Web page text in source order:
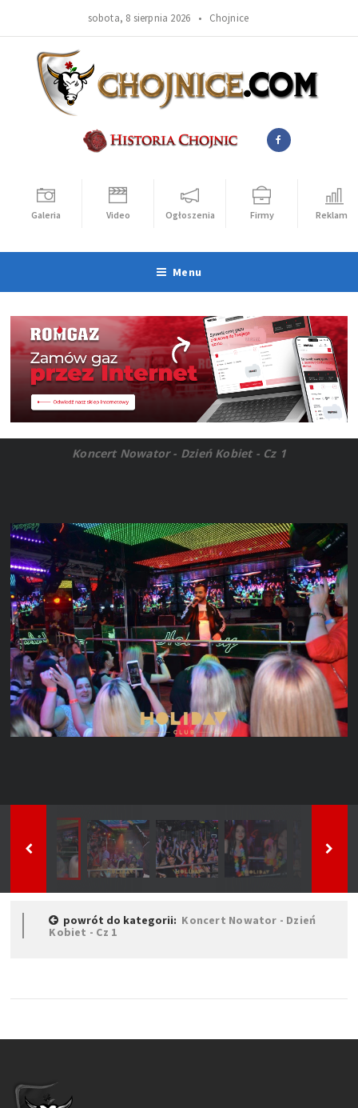
sobota, 8 sierpnia 2026 • Chojnice
Galeria Video Ogłoszenia Firmy Reklama
Menu
Koncert Nowator - Dzień Kobiet - Cz 1
powrót do kategorii: Koncert Nowator - Dzień
Kobiet - Cz 1